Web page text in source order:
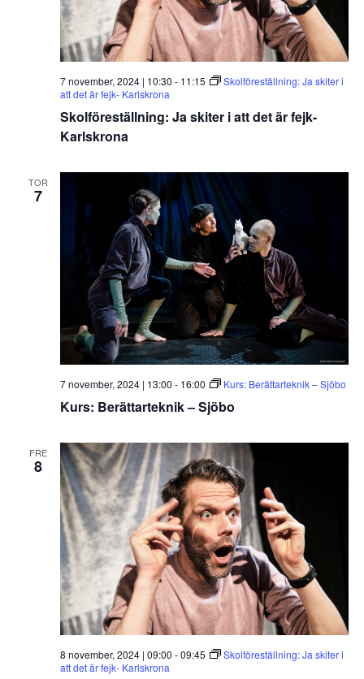
Skolföreställning: Ja skiter i att det är fejk-
Karlskrona
7 november, 2024 | 10:30 - 11:15
Skolföreställning: Ja skiter i
att det är fejk- Karlskrona
TOR
7
Kurs: Berättarteknik – Sjöbo
7 november, 2024 | 13:00 - 16:00 Kurs: Berättarteknik – Sjöbo
FRE
8
8 november, 2024 | 09:00 -09:45
Skolföreställning: Ja skiter i
att det är fejk- Karlskrona